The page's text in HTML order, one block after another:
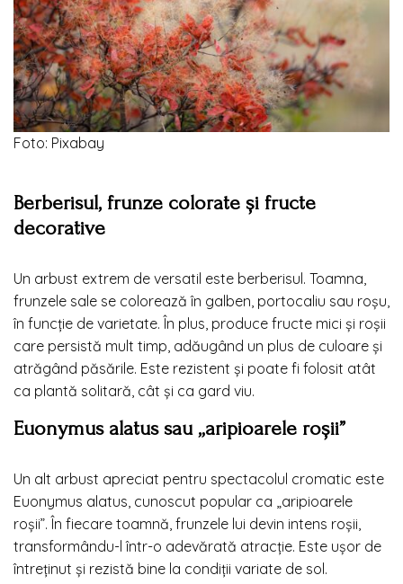
Foto: Pixabay
Berberisul, frunze colorate și fructe
decorative
Un arbust extrem de versatil este berberisul. Toamna,
frunzele sale se colorează în galben, portocaliu sau roșu,
în funcție de varietate. În plus, produce fructe mici și roșii
care persistă mult timp, adăugând un plus de culoare și
atrăgând păsările. Este rezistent și poate fi folosit atât
ca plantă solitară, cât și ca gard viu.
Euonymus alatus sau „aripioarele roșii”
Un alt arbust apreciat pentru spectacolul cromatic este
Euonymus alatus, cunoscut popular ca „aripioarele
roșii”. În fiecare toamnă, frunzele lui devin intens roșii,
transformându-l într-o adevărată atracție. Este ușor de
întreținut și rezistă bine la condiții variate de sol.